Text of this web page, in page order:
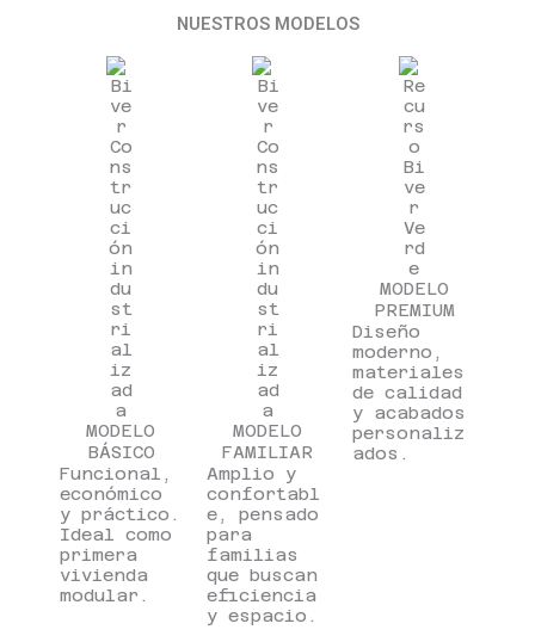
NUESTROS MODELOS
MODELO
BÁSICO
Funcional,
económico
y práctico.
Ideal como
primera
vivienda
modular.
MODELO
FAMILIAR
Amplio y
confortabl
e, pensado
para
familias
que buscan
eficiencia
y espacio.
MODELO
PREMIUM
Diseño
moderno,
materiales
de calidad
y acabados
personaliz
ados.